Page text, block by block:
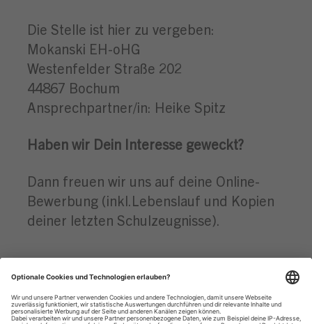
Die Stelle ist hier zu vergeben:
Mokanski EH-oHG
Westenfelder Straße 202
44867 Bochum
Ansprechpartner/in: Heike Spitz
Haben wir Dein Interesse geweckt?
Dann freuen wir uns auf deine Online-
Bewerbung (inkl.Lebenslauf und Kopien
deiner letzten Schulzeugnisse).